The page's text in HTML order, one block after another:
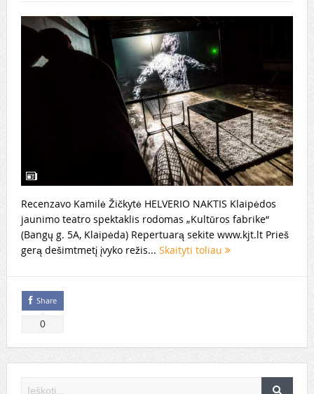
Recenzavo Kamilė Žičkytė HELVERIO NAKTIS Klaipėdos
jaunimo teatro spektaklis rodomas „Kultūros fabrike“
(Bangų g. 5A, Klaipėda) Repertuarą sekite www.kjt.lt Prieš
gerą dešimtmetį įvyko režis... Skaityti toliau
Share
0